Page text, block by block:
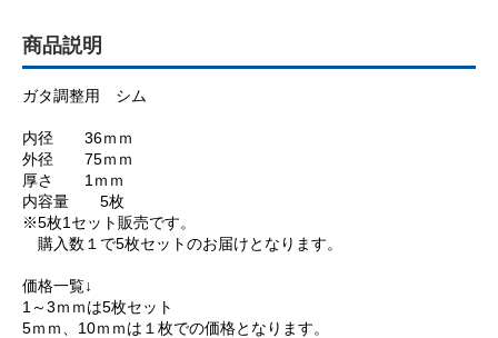
商品説明
ガタ調整用 シム
内径 36ｍｍ
外径 75ｍｍ
厚さ 1ｍｍ
内容量 5枚
※5枚1セット販売です。
購入数１で5枚セットのお届けとなります。
価格一覧↓
1～3ｍｍは5枚セット
5ｍｍ、10ｍｍは１枚での価格となります。